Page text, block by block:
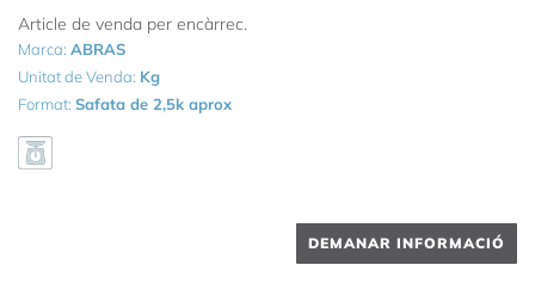
Article de venda per encàrrec.
Marca: ABRAS
Unitat de Venda: Kg
Format: Safata de 2,5k aprox
DEMANAR INFORMACIÓ